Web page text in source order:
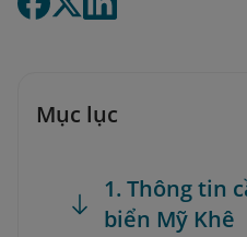
Mục lục
1. Thông tin
biển Mỹ Khê